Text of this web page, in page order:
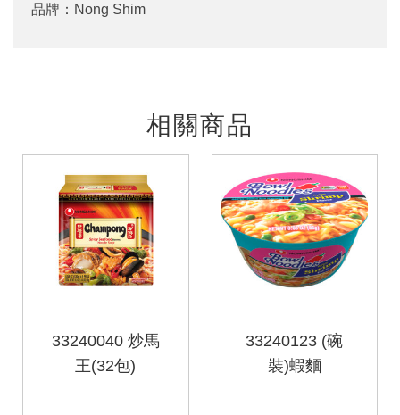
品牌：Nong Shim
相關商品
33240040 炒馬
王(32包)
33240123 (碗
裝)蝦麵